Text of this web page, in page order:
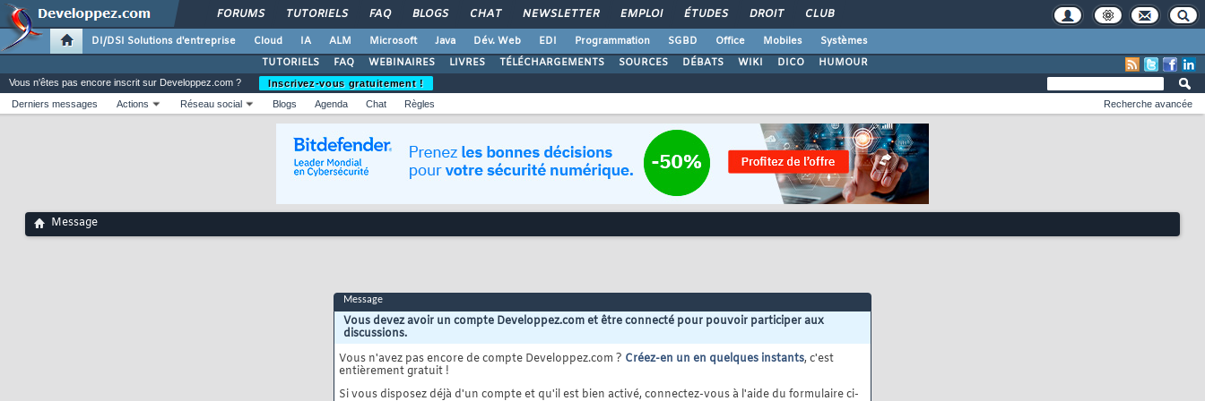
FORUMS TUTORIELS FAQ BLOGS CHAT NEWSLETTER EMPLOI ÉTUDES DROIT CLUB
DI/DSI Solutions d'entreprise Cloud IA ALM Microsoft Java Dév. Web EDI Programmation SGBD Office Mobiles
Systèmes
TUTORIELS
FAQ WEBINAIRES LIVRES TÉLÉCHARGEMENTS SOURCES DÉBATS WIKI DICO HUMOUR
Vous n'êtes pas encore inscrit sur Developpez.com ?
Inscrivez-vous gratuitement !
Derniers messages
Actions Réseau social Blogs Agenda Chat Règles Recherche avancée
Message
Message
Vous devez avoir un compte Developpez.com et être connecté pour pouvoir participer aux
discussions.
Vous n'avez pas encore de compte Developpez.com ? Créez-en un en quelques instants, c'est
entièrement gratuit !
Si vous disposez déjà d'un compte et qu'il est bien activé, connectez-vous à l'aide du formulaire ci-